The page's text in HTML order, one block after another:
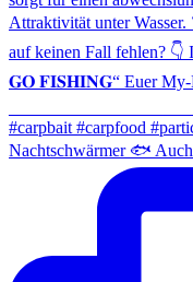
Nachtschwärmer 🐟